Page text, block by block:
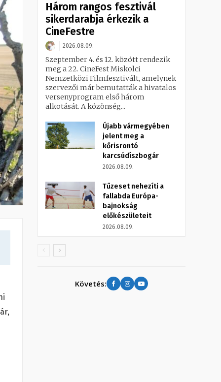
Három rangos fesztivál
sikerdarabja érkezik a
CineFestre
2026.08.09.
Szeptember 4. és 12. között rendezik
meg a 22. CineFest Miskolci
Nemzetközi Filmfesztivált, amelynek
szervezői már bemutatták a hivatalos
versenyprogram első három
alkotását. A közönség...
Újabb vármegyében
jelent meg a
kőrisrontó
karcsúdíszbogár
2026.08.09.
Tűzeset nehezíti a
fallabda Európa-
bajnokság
előkészületeit
2026.08.09.
Követés: